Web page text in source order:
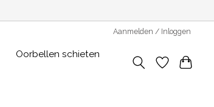
Aanmelden / Inloggen
Oorbellen schieten